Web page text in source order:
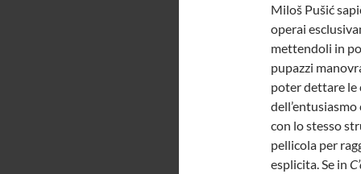
Miloš Pušić
operai
mettendoli in
pupazzi
poter dettare le
con lo stesso
pellicola per
esplicita. Se in